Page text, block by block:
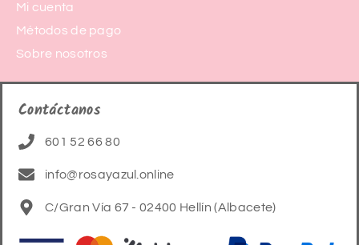
Mi cuenta
Métodos de pago
Sobre nosotros
Contáctanos
601 52 66 80
info@rosayazul.online
C/Gran Vía 67 - 02400 Hellín (Albacete)